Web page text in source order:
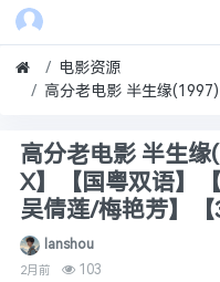
电影资源
高分老电影 半生
X】【国粤双语】
吴倩莲/梅艳芳】【
lanshou
2月前 103